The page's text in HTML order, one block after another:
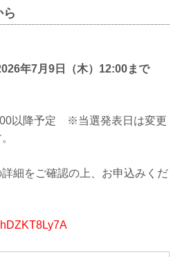
年7月9日（木）12:00まで
以降予定 ※当選発表日は変更
細をご確認の上、お申込みくだ